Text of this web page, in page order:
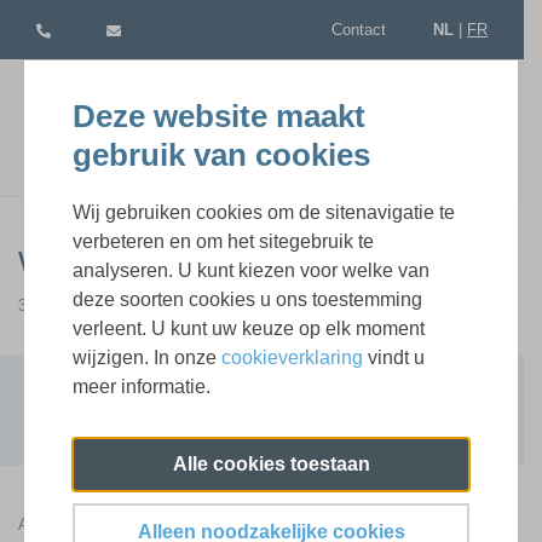
Deze website maakt
gebruik van cookies
Wij gebruiken cookies om de sitenavigatie te
verbeteren en om het sitegebruik te
analyseren. U kunt kiezen voor welke van
deze soorten cookies u ons toestemming
verleent. U kunt uw keuze op elk moment
wijzigen. In onze cookieverklaring vindt u
meer informatie.
Alle cookies toestaan
Alleen noodzakelijke cookies
Contact NL FR
Wonen en verhuizen
3 live webinars
Terug naar lijst
0 beschikbare sessie(s)
Aan het loket en/of via het e-loket komen dagelijks aanvragen binnen